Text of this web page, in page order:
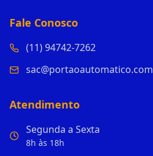
Fale Conosco
(11) 94742-7262
sac@portaoautomatico.com
Atendimento
Segunda a Sexta
8h às 18h